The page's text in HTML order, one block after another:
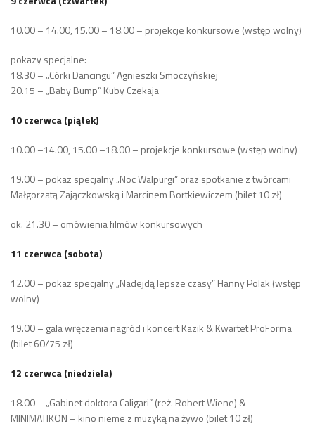
10.00 – 14.00, 15.00 – 18.00 – projekcje konkursowe (wstęp wolny)
pokazy specjalne:
18.30 – „Córki Dancingu” Agnieszki Smoczyńskiej
20.15 – „Baby Bump” Kuby Czekaja
10 czerwca (piątek)
10.00 –14.00, 15.00 –18.00 – projekcje konkursowe (wstęp wolny)
19.00 – pokaz specjalny „Noc Walpurgi” oraz spotkanie z twórcami
Małgorzatą Zajączkowską i Marcinem Bortkiewiczem (bilet 10 zł)
ok. 21.30 – omówienia filmów konkursowych
11 czerwca (sobota)
12.00 – pokaz specjalny „Nadejdą lepsze czasy” Hanny Polak (wstęp
wolny)
19.00 – gala wręczenia nagród i koncert Kazik & Kwartet ProForma
(bilet 60/75 zł)
12 czerwca (niedziela)
18.00 – „Gabinet doktora Caligari” (reż. Robert Wiene) &
MINIMATIKON – kino nieme z muzyką na żywo (bilet 10 zł)